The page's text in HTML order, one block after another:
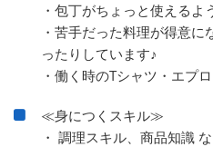
・包丁がちょっと使えるよ
・苦手だった料理が得意
ったりしています♪
・働く時のTシャツ・エプ
≪身につくスキル≫
・ 調理スキル、商品知識